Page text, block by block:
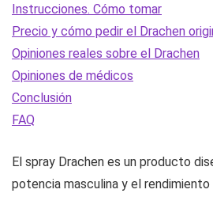
Instrucciones. Cómo tomar
Precio y cómo pedir el Drachen
Opiniones reales sobre el Drachen
Opiniones de médicos
Conclusión
FAQ
El spray Drachen es un producto
potencia masculina y el